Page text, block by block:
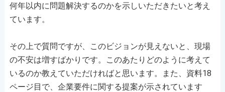
何年以内に問題解決するのかを示しいただきたいと考え
ています。
その上で質問ですが、このビジョンが見えないと、現場
の不安は増すばかりです。このあたりどのように考えて
いるのか教えていただければと思います。また、資料18
ページ目で、企業要件に関する提案が示されています